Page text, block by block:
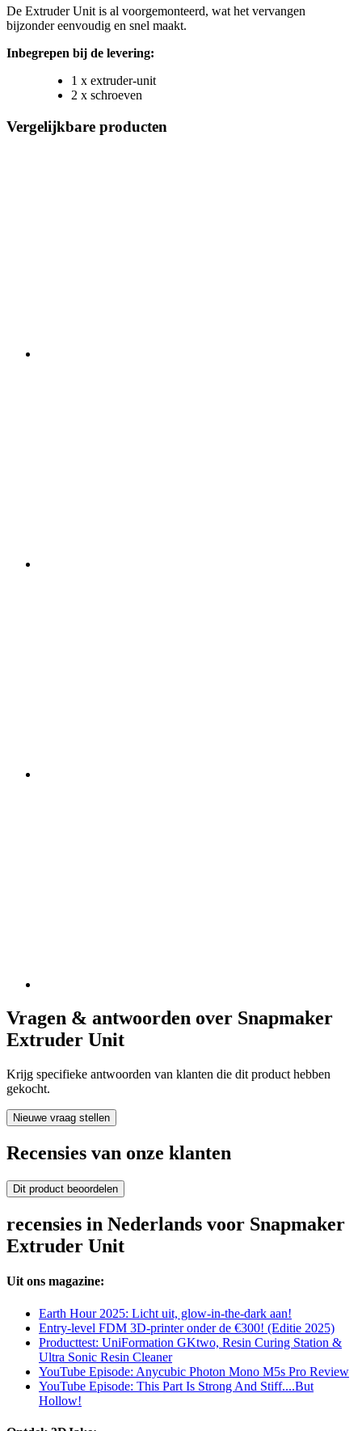
De Extruder Unit is al voorgemonteerd, wat het vervangen
bijzonder eenvoudig en snel maakt.
Inbegrepen bij de levering:
1 x extruder-unit
2 x schroeven
Vergelijkbare producten
Vragen & antwoorden over Snapmaker
Extruder Unit
Krijg specifieke antwoorden van klanten die dit product hebben
gekocht.
Nieuwe vraag stellen
Recensies van onze klanten
Dit product beoordelen
recensies in Nederlands voor Snapmaker
Extruder Unit
Uit ons magazine:
Earth Hour 2025: Licht uit, glow-in-the-dark aan!
Entry-level FDM 3D-printer onder de €300! (Editie 2025)
Producttest: UniFormation GKtwo, Resin Curing Station &
Ultra Sonic Resin Cleaner
YouTube Episode: Anycubic Photon Mono M5s Pro Review
YouTube Episode: This Part Is Strong And Stiff....But
Hollow!